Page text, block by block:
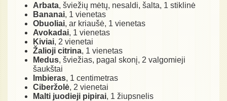
Arbata, šviežių mėtų, nesaldi, šalta, 1 stiklinė
Bananai, 1 vienetas
Obuoliai, ar kriaušė, 1 vienetas
Avokadai, 1 vienetas
Kiviai, 2 vienetai
Žalioji citrina, 1 vienetas
Medus, šviežias, pagal skonį, 2 valgomieji
šaukštai
Imbieras, 1 centimetras
Ciberžolė, 2 vienetai
Malti juodieji pipirai, 1 žiupsnelis